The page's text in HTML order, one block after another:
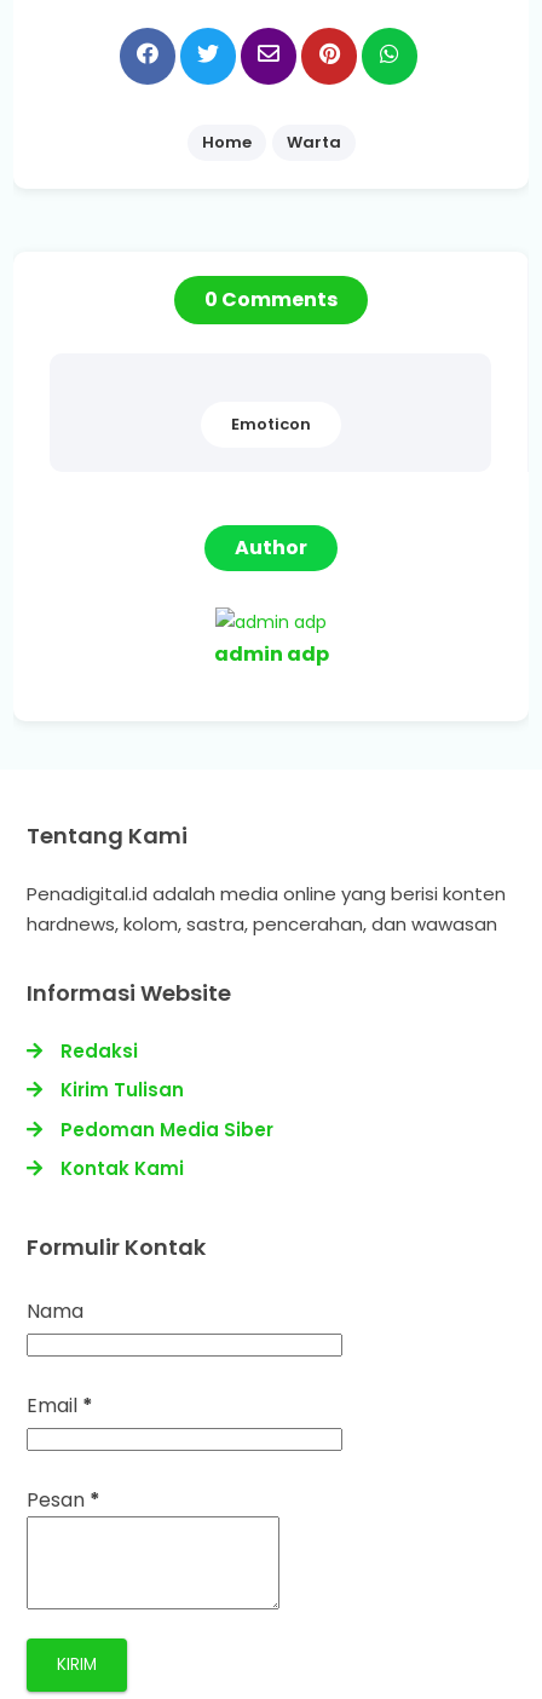
Home Warta
0 Comments
Emoticon
Author
admin adp
Tentang Kami
Penadigital.id adalah media online yang berisi konten
hardnews, kolom, sastra, pencerahan, dan wawasan
Informasi Website
Redaksi
Kirim Tulisan
Pedoman Media Siber
Kontak Kami
Formulir Kontak
Nama
Email *
Pesan *